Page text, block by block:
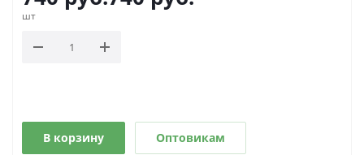
шт
В корзину Оптовикам